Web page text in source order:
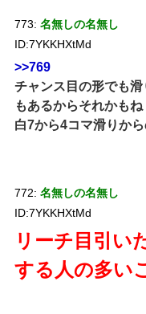
773: 名無しの名無し
ID:7YKKHXtMd
>>769
チャンス目の形でも
もあるからそれかもね
白7から4コマ滑りか
772: 名無しの名無し
ID:7YKKHXtMd
リーチ目引い
する人の多い